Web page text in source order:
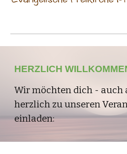
HERZLICH
Wir möchten dich - auch
herzlich zu unseren
einladen: